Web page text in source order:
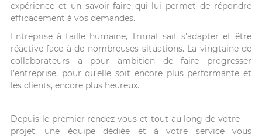
expérience et un savoir-faire qui lui permet de répondre
efficacement à vos demandes.
Entreprise à taille humaine, Trimat sait s'adapter et être
réactive face à de nombreuses situations. La vingtaine de
collaborateurs a pour ambition de faire progresser
l’entreprise, pour qu’elle soit encore plus performante et
les clients, encore plus heureux.
Depuis le premier rendez-vous et tout au long de votre
projet, une équipe dédiée et à votre service vous